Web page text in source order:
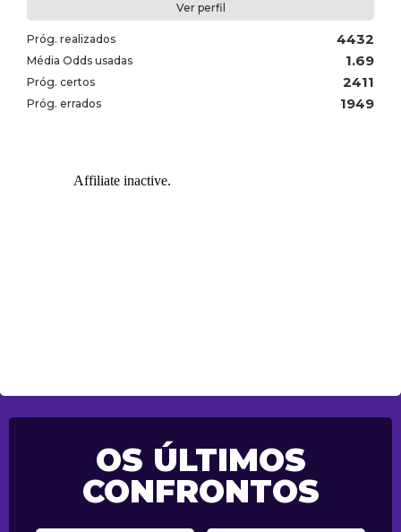
Ver perfil
Próg. realizados 4432
Média Odds usadas 1.69
Próg. certos 2411
Próg. errados 1949
OS ÚLTIMOS
CONFRONTOS